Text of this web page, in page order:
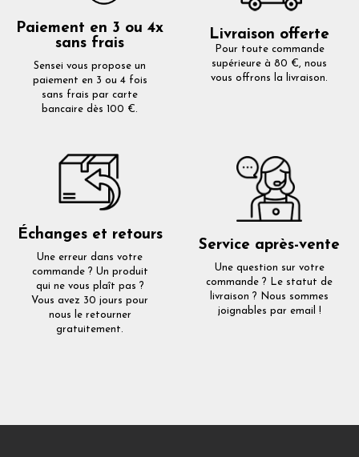
Paiement en 3 ou 4x
sans frais
Sensei vous propose un
paiement en 3 ou 4 fois
sans frais par carte
bancaire dès 100 €.
Livraison offerte
Pour toute commande
supérieure à 80 €, nous
vous offrons la livraison.
Échanges et retours
Une erreur dans votre
commande ? Un produit
qui ne vous plaît pas ?
Vous avez 30 jours pour
nous le retourner
gratuitement.
Service après-vente
Une question sur votre
commande ? Le statut de
livraison ? Nous sommes
joignables par email !